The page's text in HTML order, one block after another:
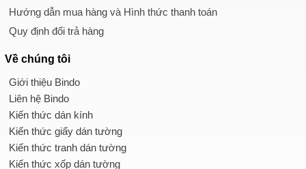
Hướng dẫn mua hàng và Hình thức thanh toán
Quy định đổi trả hàng
Về chúng tôi
Giới thiệu Bindo
Liên hệ Bindo
Kiến thức dán kính
Kiến thức giấy dán tường
Kiến thức tranh dán tường
Kiến thức xốp dán tường